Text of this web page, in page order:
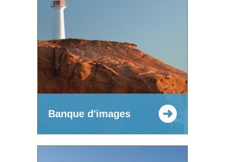
Banque d'images